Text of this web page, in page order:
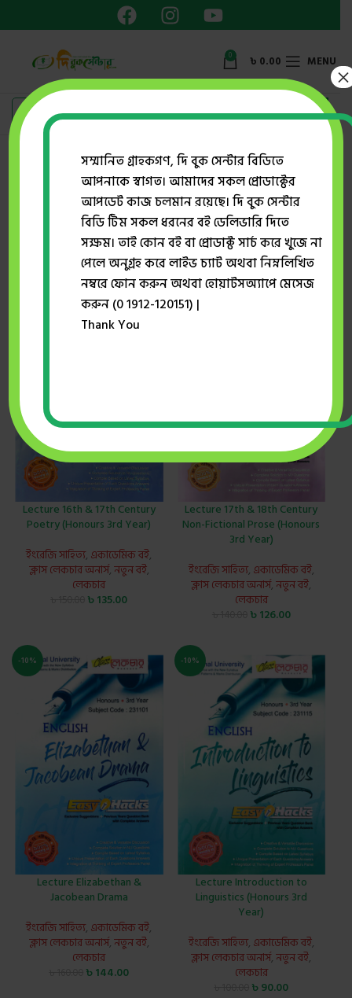
0 ৳ 0.00 MENU
ক্লাস লেকচার অনার্স
Showing all 5 results
Show sidebar
Lecture 16th & 17th Century
Poetry (Honours 3rd Year)
ইংরেজি সাহিত্য, একাডেমিক বই,
ক্লাস লেকচার অনার্স,নতুন বই,
লেকচার
৳135.00
-10%
Lecture 17th & 18th Century
Non-Fictional Prose (Honours
3rd Year)
ইংরেজি সাহিত্য, একাডেমিক বই,
ক্লাস লেকচার অনার্স,নতুন বই,
লেকচার
৳126.00
-10%
Lecture Elizabethan &
Jacobean Drama
ইংরেজি সাহিত্য, একাডেমিক বই,
ক্লাস লেকচার অনার্স,নতুন বই,
লেকচার
৳144.00
-10%
Lecture Introduction to
Linguistics (Honours 3rd
Year)
ইংরেজি সাহিত্য, একাডেমিক বই,
ক্লাস লেকচার অনার্স,নতুন বই,
লেকচার
৳90.00
সম্মানিত গ্রাহকগণ, দি বুক সেন্টার বিডিতে
আপনাকে স্বাগত। আমাদের সকল প্রোডাক্টের
আপডেট কাজ চলমান রয়েছে। দি বুক সেন্টার
বিডি টিম সকল ধরনের বই ডেলিভারি দিতে
সক্ষম। তাই কোন বই বা প্রোডাক্ট সার্চ করে খুজে না
পেলে অনুগ্রহ করে লাইভ চ্যাট অথবা নিম্নলিখিত
নম্বরে ফোন করুন অথবা হোয়াটসঅ্যাপে মেসেজ
করুন (0 1912-120151) |
Thank You
×